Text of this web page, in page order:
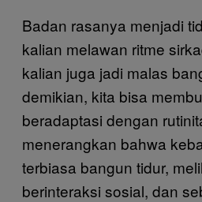
Badan rasanya menjadi
kalian melawan ritme
kalian juga jadi malas
demikian, kita bisa
beradaptasi dengan
menerangkan bahwa
terbiasa bangun tidur,
berinteraksi sosial, dan